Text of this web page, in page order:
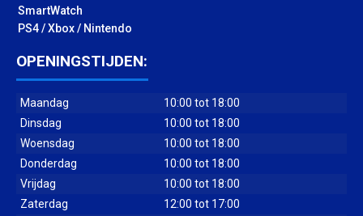
SmartWatch
PS4 / Xbox / Nintendo
OPENINGSTIJDEN:
Maandag
10:00 tot 18:00
Dinsdag
10:00 tot 18:00
Woensdag
10:00 tot 18:00
Donderdag
10:00 tot 18:00
Vrijdag
10:00 tot 18:00
Zaterdag
12:00 tot 17:00